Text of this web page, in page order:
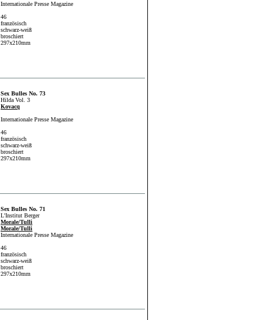
Internationale Presse Magazine
46
französisch
schwarz-weiß
broschiert
297x210mm
Sex Bulles No. 73
Hilda Vol. 3
Kovacq
Internationale Presse Magazine
46
französisch
schwarz-weiß
broschiert
297x210mm
Sex Bulles No. 71
L'Institut Berger
Morale/Tulli
Morale/Tulli
Internationale Presse Magazine
46
französisch
schwarz-weiß
broschiert
297x210mm